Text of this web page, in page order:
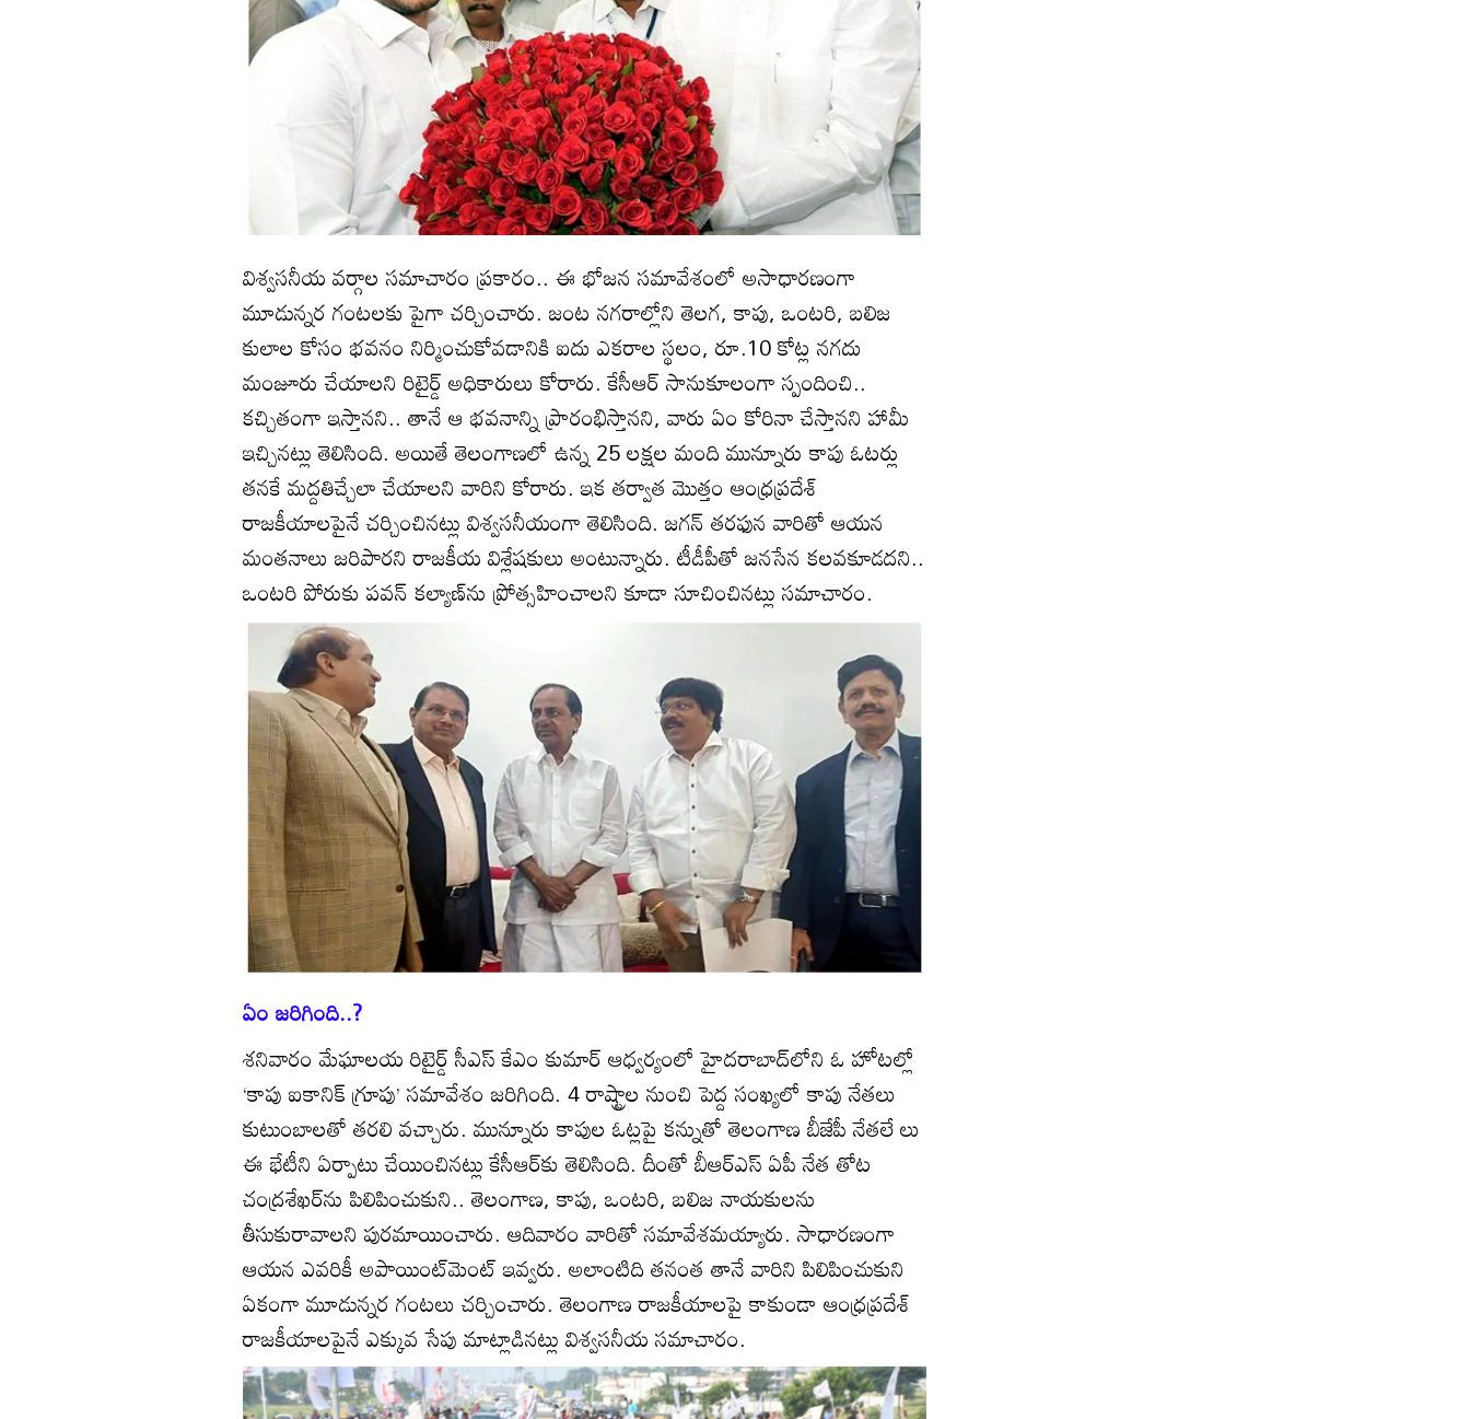
విశ్వసనీయ వర్గాల సమాచారం ప్రకారం.. ఈ భోజన సమావేశంలో అసాధారణంగా
మూడున్నర గంటలకు పైగా చర్చించారు. జంట నగరాల్లోని తెలగ, కాపు, ఒంటరి, బలిజ
కులాల కోసం భవనం నిర్మించుకోవడానికి ఐదు ఎకరాల స్థలం, రూ.10 కోట్ల నగదు
మంజూరు చేయాలని రిటైర్డ్‌ అధికారులు కోరారు. కేసీఆర్‌ సానుకూలంగా స్పందించి..
కచ్చితంగా ఇస్తానని.. తానే ఆ భవనాన్ని ప్రారంభిస్తానని, వారు ఏం కోరినా చేస్తానని హామీ
ఇచ్చినట్లు తెలిసింది. అయితే తెలంగాణలో ఉన్న 25 లక్షల మంది మున్నూరు కాపు ఓటర్లు
తనకే మద్దతిచ్చేలా చేయాలని వారిని కోరారు. ఇక తర్వాత మొత్తం ఆంధ్రప్రదేశ్‌
రాజకీయాలపైనే చర్చించినట్లు విశ్వసనీయంగా తెలిసింది. జగన్‌ తరఫున వారితో ఆయన
మంతనాలు జరిపారని రాజకీయ విశ్లేషకులు అంటున్నారు. టీడీపీతో జనసేన కలవకూడదని..
ఒంటరి పోరుకు పవన్‌ కల్యాణ్‌ను ప్రోత్సహించాలని కూడా సూచించినట్లు సమాచారం.
ఏం జరిగింది..?
శనివారం మేఘాలయ రిటైర్డ్‌ సీఎస్‌ కేఎం కుమార్‌ ఆధ్వర్యంలో హైదరాబాద్‌లోని ఓ హోటల్లో
‘కాపు ఐకానిక్‌ గ్రూపు’ సమావేశం జరిగింది. 4 రాష్ట్రాల నుంచి పెద్ద సంఖ్యలో కాపు నేతలు
కుటుంబాలతో తరలి వచ్చారు. మున్నూరు కాపుల ఓట్లపై కన్నుతో తెలంగాణ బీజేపీ నేతలే లు
ఈ భేటీని ఏర్పాటు చేయించినట్లు కేసీఆర్‌కు తెలిసింది. దీంతో బీఆర్‌ఎస్‌ ఏపీ నేత తోట
చంద్రశేఖర్‌ను పిలిపించుకుని.. తెలంగాణ, కాపు, ఒంటరి, బలిజ నాయకులను
తీసుకురావాలని పురమాయించారు. ఆదివారం వారితో సమావేశమయ్యారు. సాధారణంగా
ఆయన ఎవరికీ అపాయింట్‌మెంట్‌ ఇవ్వరు. అలాంటిది తనంత తానే వారిని పిలిపించుకుని
ఏకంగా మూడున్నర గంటలు చర్చించారు. తెలంగాణ రాజకీయాలపై కాకుండా ఆంధ్రప్రదేశ్‌
రాజకీయాలపైనే ఎక్కువ సేపు మాట్లాడినట్లు విశ్వసనీయ సమాచారం.